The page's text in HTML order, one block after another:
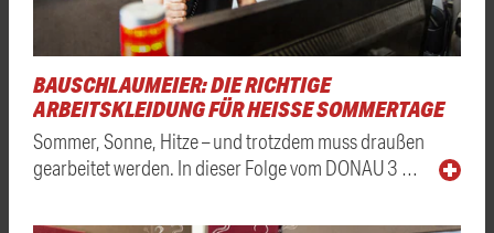
BAUSCHLAUMEIER: DIE RICHTIGE
ARBEITSKLEIDUNG FÜR HEISSE SOMMERTAGE
Sommer, Sonne, Hitze – und trotzdem muss draußen
gearbeitet werden. In dieser Folge vom DONAU 3 …